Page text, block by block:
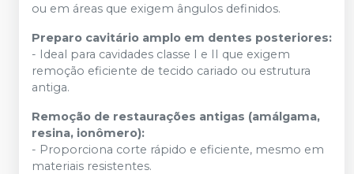
ou em áreas que exigem ângulos definidos.
Preparo cavitário amplo em dentes posteriores:
- Ideal para cavidades classe I e II que exigem
remoção eficiente de tecido cariado ou estrutura
antiga.
Remoção de restaurações antigas (amálgama,
resina, ionômero):
- Proporciona corte rápido e eficiente, mesmo em
materiais resistentes.